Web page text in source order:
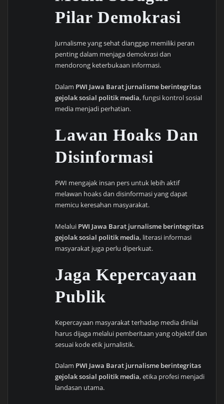
Pilar Demokrasi
Jurnalisme yang sehat dianggap memiliki peran
penting dalam menjaga demokrasi dan
mendorong keterbukaan informasi.
Dalam PWI Jawa Barat jurnalisme berintegritas
gejolak sosial politik media, fungsi kontrol sosial
media menjadi perhatian.
Lawan Hoaks Dan
Disinformasi
PWI mengajak insan pers untuk lebih aktif
melawan hoaks dan disinformasi yang dapat
memicu keresahan masyarakat.
Melalui PWI Jawa Barat jurnalisme berintegritas
gejolak sosial politik media, literasi informasi
masyarakat juga perlu diperkuat.
Jaga Kepercayaan
Publik
Kepercayaan masyarakat terhadap media dinilai
harus dijaga melalui pemberitaan yang objektif dan
sesuai kode etik jurnalistik.
Dalam PWI Jawa Barat jurnalisme berintegritas
gejolak sosial politik media, etika profesi menjadi
landasan utama.